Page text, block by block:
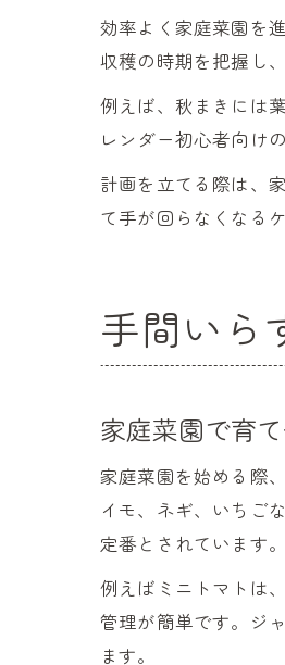
効率よく家庭菜園を
収穫の時期を把握し
例えば、秋まきには
レンダー初心者向け
計画を立てる際は、
て手が回らなくなる
手間いら
家庭菜園で育
家庭菜園を始める際
イモ、ネギ、いちご
定番とされています。
例えばミニトマトは
管理が簡単です。ジ
ます。